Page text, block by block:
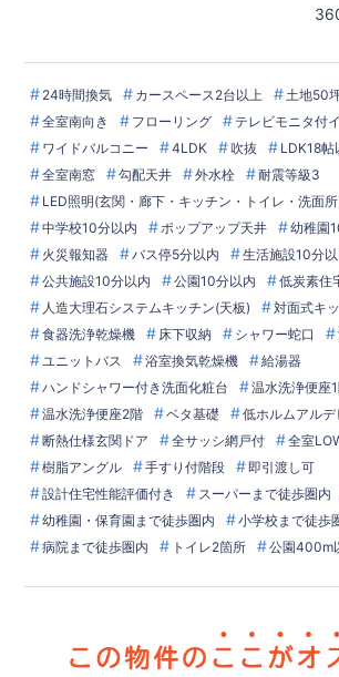
24時間換気 カースペース2台以上 土地50
全室南向き
フローリング
テレビモニタ付
ワイドバルコニー
4LDK 吹抜 LDK18帖
全室南窓
勾配天井 外水栓
耐震等級3
LED照明(玄関・廊下・キッチン・トイレ・洗面
中学校10分以内
ポップアップ天井
幼稚園
火災報知器
バス停5分以内
生活施設10分
公共施設10分以内
公園10分以内 低炭素住
人造大理石システムキッチン(天板)
対面式キ
食器洗浄乾燥機
床下収納 シャワー蛇口
ユニットバス
浴室換気乾燥機
給湯器
ハンドシャワー付き洗面化粧台
温水洗浄便座
温水洗浄便座2階
ベタ基礎 低ホルムアルデ
断熱仕様玄関ドア
全サッシ網戸付
全室
樹脂アングル
手すり付階段
即引渡し可
設計住宅性能評価付き
スーパーまで徒歩圏内
幼稚園・保育園まで徒歩圏内
小学校まで徒歩
病院まで徒歩圏内
トイレ2箇所 公園400m